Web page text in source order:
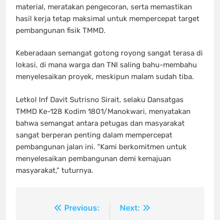
material, meratakan pengecoran, serta memastikan
hasil kerja tetap maksimal untuk mempercepat target
pembangunan fisik TMMD.
Keberadaan semangat gotong royong sangat terasa di
lokasi, di mana warga dan TNI saling bahu-membahu
menyelesaikan proyek, meskipun malam sudah tiba.
Letkol Inf Davit Sutrisno Sirait, selaku Dansatgas
TMMD Ke-128 Kodim 1801/Manokwari, menyatakan
bahwa semangat antara petugas dan masyarakat
sangat berperan penting dalam mempercepat
pembangunan jalan ini. “Kami berkomitmen untuk
menyelesaikan pembangunan demi kemajuan
masyarakat,” tuturnya.
NavigasiPrevious:
Next: